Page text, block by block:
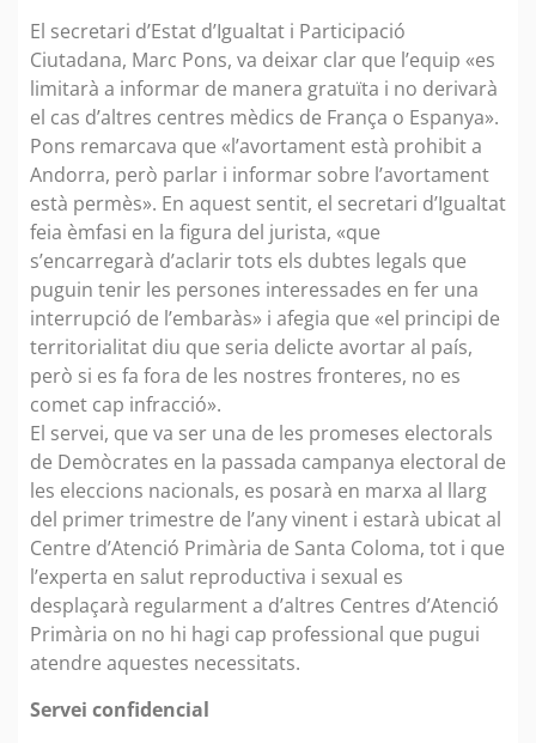
El secretari d’Estat d’Igualtat i Participació
Ciutadana, Marc Pons, va deixar clar que l’equip «es
limitarà a informar de manera gratuïta i no derivarà
el cas d’altres centres mèdics de França o Espanya».
Pons remarcava que «l’avortament està prohibit a
Andorra, però parlar i informar sobre l’avortament
està permès». En aquest sentit, el secretari d’Igualtat
feia èmfasi en la figura del jurista, «que
s’encarregarà d’aclarir tots els dubtes legals que
puguin tenir les persones interessades en fer una
interrupció de l’embaràs» i afegia que «el principi de
territorialitat diu que seria delicte avortar al país,
però si es fa fora de les nostres fronteres, no es
comet cap infracció».
El servei, que va ser una de les promeses electorals
de Demòcrates en la passada campanya electoral de
les eleccions nacionals, es posarà en marxa al llarg
del primer trimestre de l’any vinent i estarà ubicat al
Centre d’Atenció Primària de Santa Coloma, tot i que
l’experta en salut reproductiva i sexual es
desplaçarà regularment a d’altres Centres d’Atenció
Primària on no hi hagi cap professional que pugui
atendre aquestes necessitats.
Servei confidencial